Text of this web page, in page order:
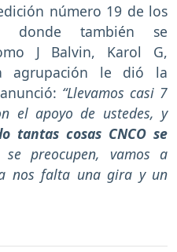
número 19 de los
donde también se
J Balvin, Karol G,
agrupación le dió la
“Llevamos casi 7
el apoyo de ustedes, y
tantas cosas CNCO se
preocupen, vamos a
nos falta una gira y un